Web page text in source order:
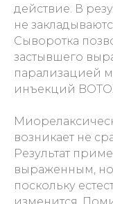
действие. В
не
Сыворотка
застывшего
парализацией
инъекций
возникает не
Результат
выраженным,
поскольку